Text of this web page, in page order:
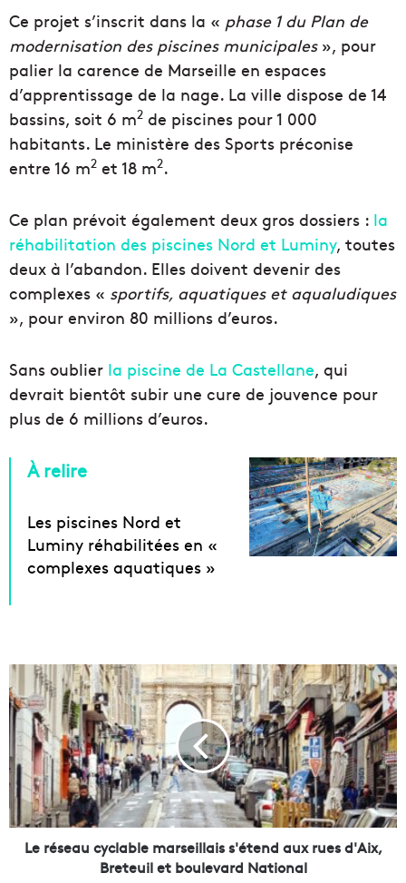
Ce projet s’inscrit dans la « phase 1 du Plan de
modernisation des piscines municipales», pour
palier la carence de Marseille en espaces
d’apprentissage de la nage. La ville dispose de 14
bassins, soit 6 m2 de piscines pour 1 000
habitants. Le ministère des Sports préconise
entre 16 m2 et 18 m2.
Ce plan prévoit également deux gros dossiers : la
réhabilitation des piscines Nord et Luminy, toutes
deux à l’abandon. Elles doivent devenir des
complexes « sportifs, aquatiques et aqualudiques
», pour environ 80 millions d’euros.
Sans oublier la piscine de La Castellane, qui
devrait bientôt subir une cure de jouvence pour
plus de 6 millions d’euros.
À relire
Les piscines Nord et
Luminy réhabilitées en «
complexes aquatiques »
L
e
r
é
s
e
a
u
c
Le réseau cyclable marseillais s'étend aux rues d'Aix,
Breteuil et boulevard National